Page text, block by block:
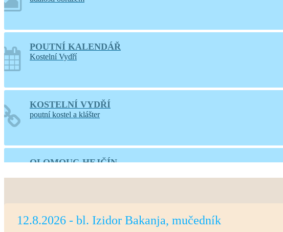
POUTNÍ KALENDÁŘ
Kostelní Vydří
KOSTELNÍ VYDŘÍ
poutní kostel a klášter
OLOMOUC-HEJČÍN
PRAHA-LIBOC
12.8.2026 - bl. Izidor Bakanja, mučedník